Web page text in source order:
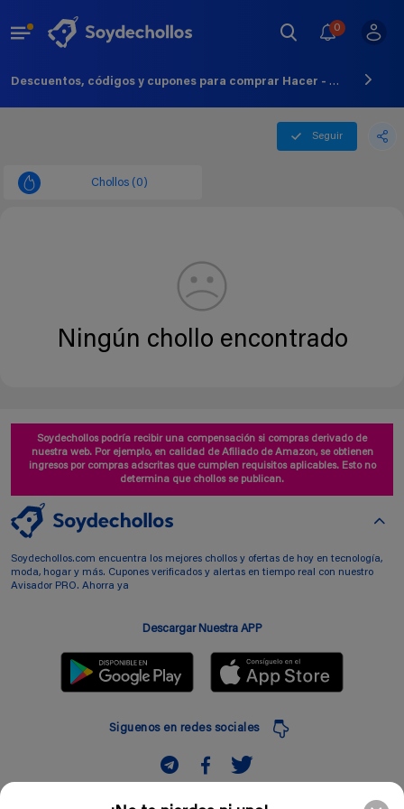
0
Descuentos, códigos y cupones para comprar Hacer - Agosto - 2026
Seguir
Chollos (0)
Ningún chollo encontrado
Soydechollos podría recibir una compensación si compras derivado de
nuestra web. Por ejemplo, en calidad de Afiliado de Amazon, se obtienen
ingresos por compras adscritas que cumplen requisitos aplicables. Esto no
determina que chollos se publican.
Soydechollos.com encuentra los mejores chollos y ofertas de hoy en tecnología,
moda, hogar y más. Cupones verificados y alertas en tiempo real con nuestro
Avisador PRO. Ahorra ya
Descargar Nuestra APP
Siguenos en redes sociales
Suscribir